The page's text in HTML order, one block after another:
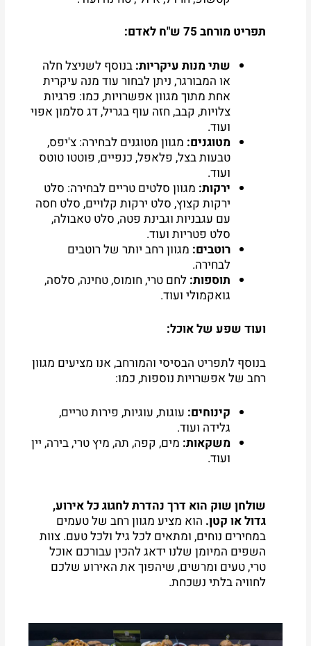
תפריט מורחב 75 ש"ח לאדם:
שתי מנות עיקריות: בנוסף לשניצל חלה
או המבורגר, ניתן לבחור עוד מנה עיקרית
אחת מתוך מגוון אפשרויות, כמו: פרגיות
צלויות, קבב, חזה עוף בגריל, דג סלמון אפוי
ועוד.
מטוגנים: מגוון מטוגנים לבחירה: צ'יפס,
טבעות בצל, פלאפל, כנפיים, פוטטו טוטס
ועוד.
ירקות: מגוון סלטים טריים לבחירה: סלט
ירקות קצוץ, סלט ירקות קלויים, סלט חסה
עם עגבניות וגבינת פטה, סלט טאבולה,
סלט פטריות ועוד.
רוטבים: מגוון רחב יותר של רוטבים
לבחירה.
תוספות: לחם טרי, חומוס, טחינה, סלסה,
גואקמולי ועוד.
ועוד שפע של אוכל:
בנוסף לתפריט הבסיסי והמורחב, אנו מציעים מגוון
רחב של אפשרויות נוספות, כמו:
קינוחים: עוגות, עוגיות, פירות טריים,
גלידה ועוד.
משקאות: מים, קפה, תה, מיץ טרי, בירה, יין
ועוד.
שולחן שוק הוא דרך נהדרת לחגוג כל אירוע,
גדול או קטן. הוא מציע מגוון רחב של טעמים
במחירים נוחים, ומתאים לכל גיל ולכל טעם. צוות
השפים המיומן שלנו ידאג להכין עבורכם אוכל
טרי, טעים ומרשים, שיהפוך את האירוע שלכם
לחוויה בלתי נשכחת.